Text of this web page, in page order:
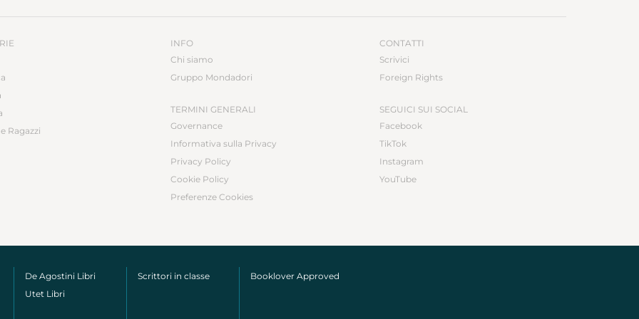
Ragazzi
INFO
Chi siamo
Gruppo Mondadori
TERMINI GENERALI
Governance
Informativa sulla Privacy
Privacy Policy
Cookie Policy
Preferenze Cookies
CONTATTI
Scrivici
Foreign Rights
SEGUICI SUI SOCIAL
Facebook
TikTok
Instagram
YouTube
De Agostini Libri
Utet Libri
Scrittori in classe Booklover Approved